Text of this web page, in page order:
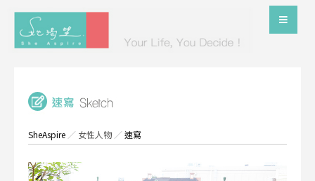
SheAspire ／ 女性人物／速寫